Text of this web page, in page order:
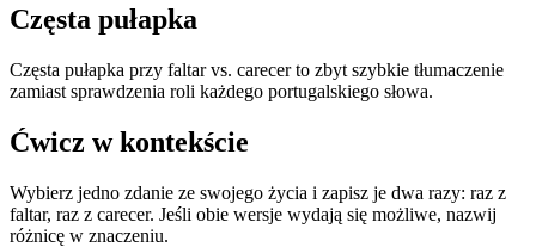
Częsta pułapka
Częsta pułapka przy faltar vs. carecer to zbyt szybkie tłumaczenie
zamiast sprawdzenia roli każdego portugalskiego słowa.
Ćwicz w kontekście
Wybierz jedno zdanie ze swojego życia i zapisz je dwa razy: raz z
faltar, raz z carecer. Jeśli obie wersje wydają się możliwe, nazwij
różnicę w znaczeniu.